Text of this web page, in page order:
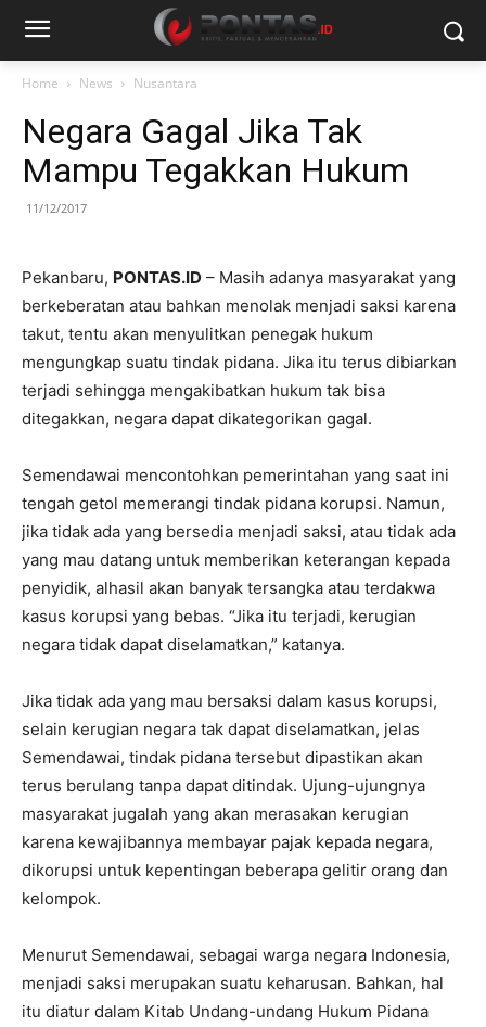
Home News Nusantara
Negara Gagal Jika Tak
Mampu Tegakkan Hukum
11/12/2017
Pekanbaru, PONTAS.ID – Masih adanya masyarakat yang
berkeberatan atau bahkan menolak menjadi saksi karena
takut, tentu akan menyulitkan penegak hukum
mengungkap suatu tindak pidana. Jika itu terus dibiarkan
terjadi sehingga mengakibatkan hukum tak bisa
ditegakkan, negara dapat dikategorikan gagal.
Semendawai mencontohkan pemerintahan yang saat ini
tengah getol memerangi tindak pidana korupsi. Namun,
jika tidak ada yang bersedia menjadi saksi, atau tidak ada
yang mau datang untuk memberikan keterangan kepada
penyidik, alhasil akan banyak tersangka atau terdakwa
kasus korupsi yang bebas. “Jika itu terjadi, kerugian
negara tidak dapat diselamatkan,” katanya.
Jika tidak ada yang mau bersaksi dalam kasus korupsi,
selain kerugian negara tak dapat diselamatkan, jelas
Semendawai, tindak pidana tersebut dipastikan akan
terus berulang tanpa dapat ditindak. Ujung-ujungnya
masyarakat jugalah yang akan merasakan kerugian
karena kewajibannya membayar pajak kepada negara,
dikorupsi untuk kepentingan beberapa gelitir orang dan
kelompok.
Menurut Semendawai, sebagai warga negara Indonesia,
menjadi saksi merupakan suatu keharusan. Bahkan, hal
itu diatur dalam Kitab Undang-undang Hukum Pidana